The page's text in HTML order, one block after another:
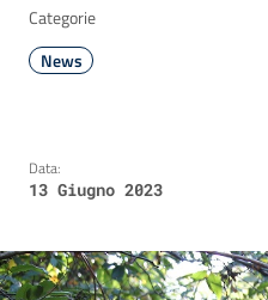
Categorie
News
Data:
13 Giugno 2023